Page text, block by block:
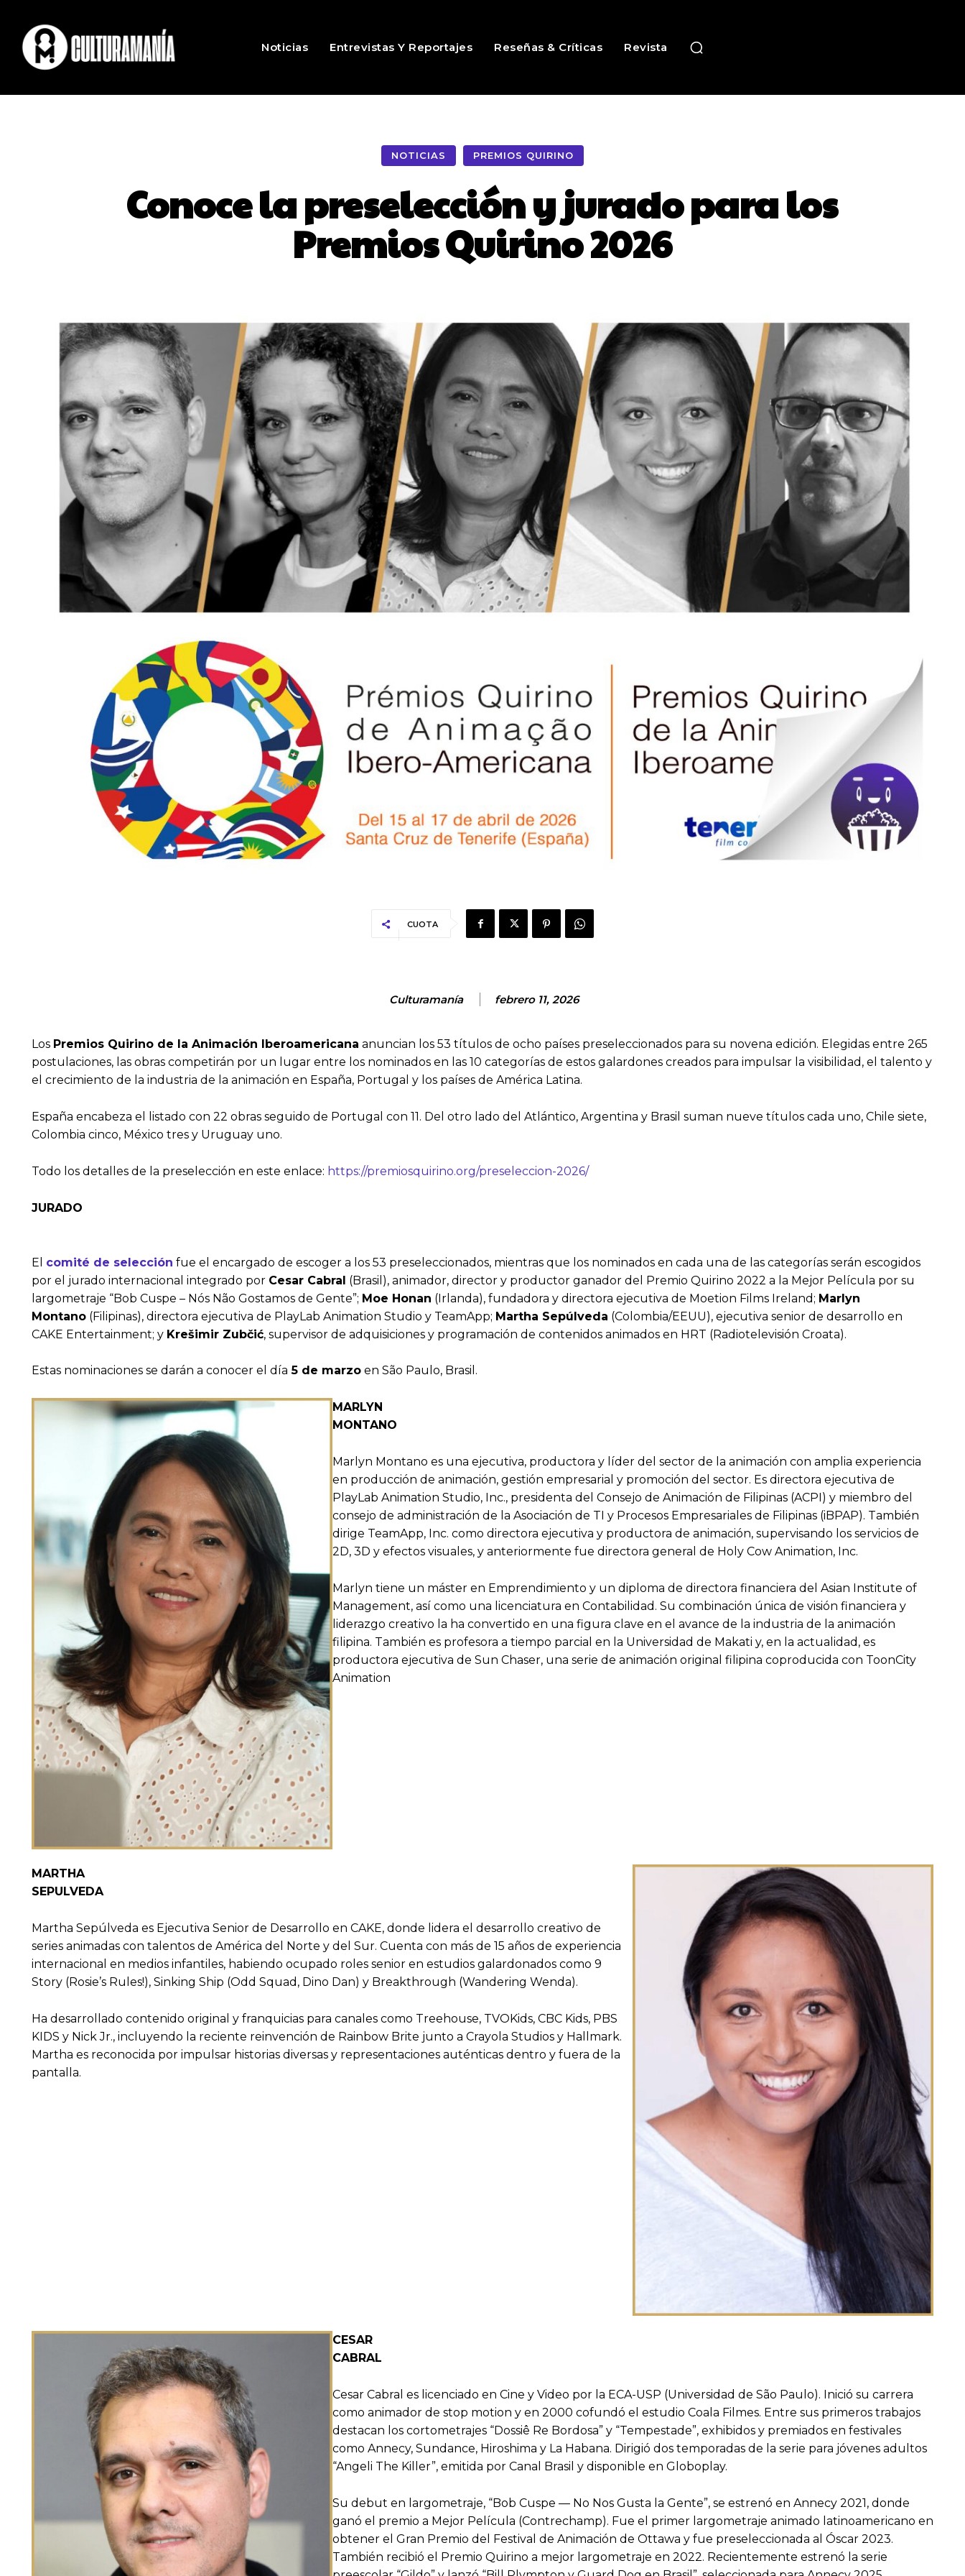
Noticias Entrevistas Y Reportajes Reseñas & Críticas Revista
NOTICIAS PREMIOS QUIRINO
Conoce la preselección y jurado para los
Premios Quirino 2026
CUOTA
Culturamanía febrero 11, 2026
Los Premios Quirino de la Animación Iberoamericana anuncian los 53 títulos de ocho países preseleccionados para su novena edición. Elegidas entre 265
postulaciones, las obras competirán por un lugar entre los nominados en las 10 categorías de estos galardones creados para impulsar la visibilidad, el talento y
el crecimiento de la industria de la animación en España, Portugal y los países de América Latina.
España encabeza el listado con 22 obras seguido de Portugal con 11. Del otro lado del Atlántico, Argentina y Brasil suman nueve títulos cada uno, Chile siete,
Colombia cinco, México tres y Uruguay uno.
Todo los detalles de la preselección en este enlace: https://premiosquirino.org/preseleccion-2026/
JURADO
El comité de selección fue el encargado de escoger a los 53 preseleccionados, mientras que los nominados en cada una de las categorías serán escogidos
por el jurado internacional integrado por Cesar Cabral (Brasil), animador, director y productor ganador del Premio Quirino 2022 a la Mejor Película por su
largometraje “Bob Cuspe – Nós Não Gostamos de Gente”; Moe Honan (Irlanda), fundadora y directora ejecutiva de Moetion Films Ireland; Marlyn
Montano (Filipinas), directora ejecutiva de PlayLab Animation Studio y TeamApp; Martha Sepúlveda (Colombia/EEUU), ejecutiva senior de desarrollo en
CAKE Entertainment; y Krešimir Zubčić, supervisor de adquisiciones y programación de contenidos animados en HRT (Radiotelevisión Croata).
Estas nominaciones se darán a conocer el día 5 de marzo en São Paulo, Brasil.
MARLYN
MONTANO
Marlyn Montano es una ejecutiva, productora y líder del sector de la animación con amplia experiencia
en producción de animación, gestión empresarial y promoción del sector. Es directora ejecutiva de
PlayLab Animation Studio, Inc., presidenta del Consejo de Animación de Filipinas (ACPI) y miembro del
consejo de administración de la Asociación de TI y Procesos Empresariales de Filipinas (iBPAP). También
dirige TeamApp, Inc. como directora ejecutiva y productora de animación, supervisando los servicios de
2D, 3D y efectos visuales, y anteriormente fue directora general de Holy Cow Animation, Inc.
Marlyn tiene un máster en Emprendimiento y un diploma de directora financiera del Asian Institute of
Management, así como una licenciatura en Contabilidad. Su combinación única de visión financiera y
liderazgo creativo la ha convertido en una figura clave en el avance de la industria de la animación
filipina. También es profesora a tiempo parcial en la Universidad de Makati y, en la actualidad, es
productora ejecutiva de Sun Chaser, una serie de animación original filipina coproducida con ToonCity
Animation
MARTHA
SEPULVEDA
Martha Sepúlveda es Ejecutiva Senior de Desarrollo en CAKE, donde lidera el desarrollo creativo de
series animadas con talentos de América del Norte y del Sur. Cuenta con más de 15 años de experiencia
internacional en medios infantiles, habiendo ocupado roles senior en estudios galardonados como 9
Story (Rosie’s Rules!), Sinking Ship (Odd Squad, Dino Dan) y Breakthrough (Wandering Wenda).
Ha desarrollado contenido original y franquicias para canales como Treehouse, TVOKids, CBC Kids, PBS
KIDS y Nick Jr., incluyendo la reciente reinvención de Rainbow Brite junto a Crayola Studios y Hallmark.
Martha es reconocida por impulsar historias diversas y representaciones auténticas dentro y fuera de la
pantalla.
CESAR
CABRAL
Cesar Cabral es licenciado en Cine y Video por la ECA-USP (Universidad de São Paulo). Inició su carrera
como animador de stop motion y en 2000 cofundó el estudio Coala Filmes. Entre sus primeros trabajos
destacan los cortometrajes “Dossiê Re Bordosa” y “Tempestade”, exhibidos y premiados en festivales
como Annecy, Sundance, Hiroshima y La Habana. Dirigió dos temporadas de la serie para jóvenes adultos
“Angeli The Killer”, emitida por Canal Brasil y disponible en Globoplay.
Su debut en largometraje, “Bob Cuspe — No Nos Gusta la Gente”, se estrenó en Annecy 2021, donde
ganó el premio a Mejor Película (Contrechamp). Fue el primer largometraje animado latinoamericano en
obtener el Gran Premio del Festival de Animación de Ottawa y fue preseleccionada al Óscar 2023.
También recibió el Premio Quirino a mejor largometraje en 2022. Recientemente estrenó la serie